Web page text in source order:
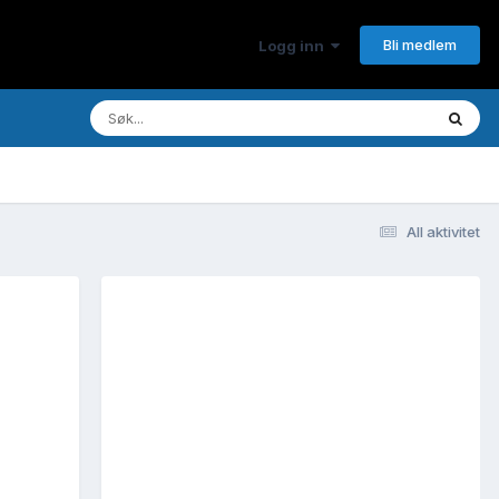
Logg inn Bli medlem
All aktivitet